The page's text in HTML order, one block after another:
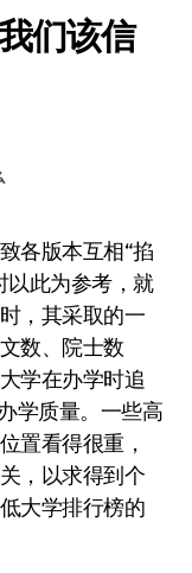
们该信
以此为参考，就
，其采取的一
数、院士数
学在办学时追
学质量。一些高
置看得很重，
，以求得到个
大学排行榜的